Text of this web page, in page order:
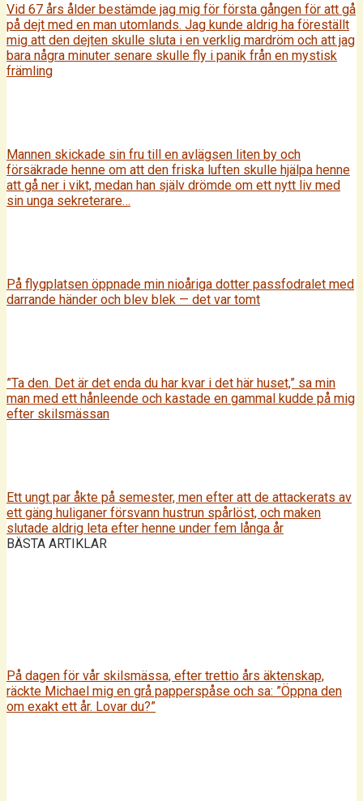
Vid 67 års ålder bestämde jag mig för första gången för att gå
på dejt med en man utomlands. Jag kunde aldrig ha föreställt
mig att den dejten skulle sluta i en verklig mardröm och att jag
bara några minuter senare skulle fly i panik från en mystisk
främling
Mannen skickade sin fru till en avlägsen liten by och
försäkrade henne om att den friska luften skulle hjälpa henne
att gå ner i vikt, medan han själv drömde om ett nytt liv med
sin unga sekreterare…
På flygplatsen öppnade min nioåriga dotter passfodralet med
darrande händer och blev blek — det var tomt
”Ta den. Det är det enda du har kvar i det här huset,” sa min
man med ett hånleende och kastade en gammal kudde på mig
efter skilsmässan
Ett ungt par åkte på semester, men efter att de attackerats av
ett gäng huliganer försvann hustrun spårlöst, och maken
slutade aldrig leta efter henne under fem långa år
BÄSTA ARTIKLAR
På dagen för vår skilsmässa, efter trettio års äktenskap,
räckte Michael mig en grå papperspåse och sa: ”Öppna den
om exakt ett år. Lovar du?”